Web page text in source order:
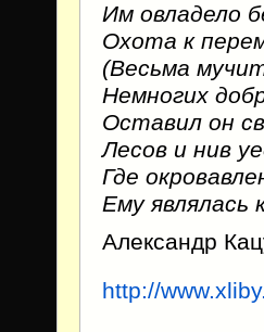
Им овладело
Охота к
(Весьма
Немногих
Оставил он
Лесов и нив
Где
Ему
Александр
http://